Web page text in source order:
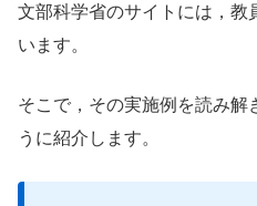
文部科学省のサイトには，教
います。
そこで，その実施例を読み解
うに紹介します。